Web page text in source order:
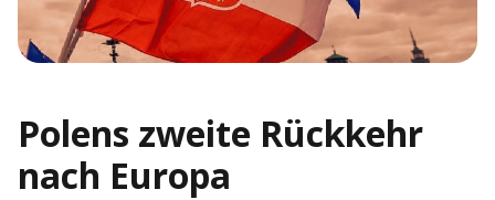
Polens zweite Rückkehr
nach Europa